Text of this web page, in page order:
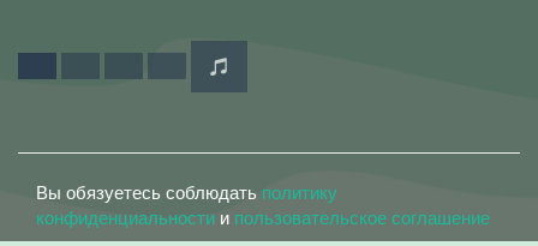
Вы обязуетесь соблюдать политику
конфиденциальности и пользовательское соглашение